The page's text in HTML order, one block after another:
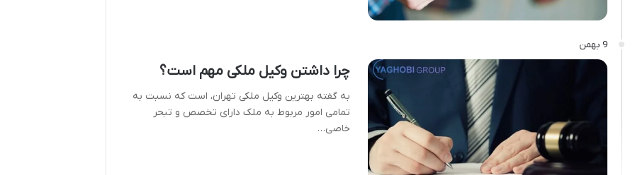
9 بهمن
چرا داشتن وکیل ملکی مهم است؟
به گفته بهترین وکیل ملکی تهران، است که نسبت به‌
تمامی امور مربوط به ملک دارای تخصص و تبحر
خاصی…